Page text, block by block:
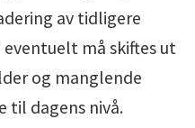
av tidligere
må skiftes ut
og manglende
til dagens nivå.